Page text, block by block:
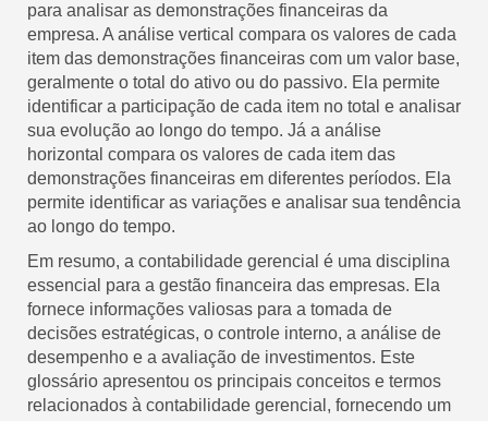
para analisar as demonstrações financeiras da
empresa. A análise vertical compara os valores de cada
item das demonstrações financeiras com um valor base,
geralmente o total do ativo ou do passivo. Ela permite
identificar a participação de cada item no total e analisar
sua evolução ao longo do tempo. Já a análise
horizontal compara os valores de cada item das
demonstrações financeiras em diferentes períodos. Ela
permite identificar as variações e analisar sua tendência
ao longo do tempo.
Em resumo, a contabilidade gerencial é uma disciplina
essencial para a gestão financeira das empresas. Ela
fornece informações valiosas para a tomada de
decisões estratégicas, o controle interno, a análise de
desempenho e a avaliação de investimentos. Este
glossário apresentou os principais conceitos e termos
relacionados à contabilidade gerencial, fornecendo um